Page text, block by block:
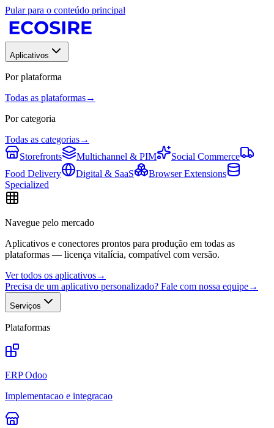
Pular para o conteúdo principal
Aplicativos
Por plataforma
Todas as plataformas→
Por categoria
Todas as categorias→
Storefronts
Multichannel & PIM
Social Commerce
Food Delivery
Digital & SaaS
Browser Extensions
Specialized
Navegue pelo mercado
Aplicativos e conectores prontos para produção em todas as
plataformas — licença vitalícia, compatível com versão.
Ver todos os aplicativos→
Precisa de um aplicativo personalizado? Fale com nossa equipe→
Serviços
Plataformas
ERP Odoo
Implementacao e integracao